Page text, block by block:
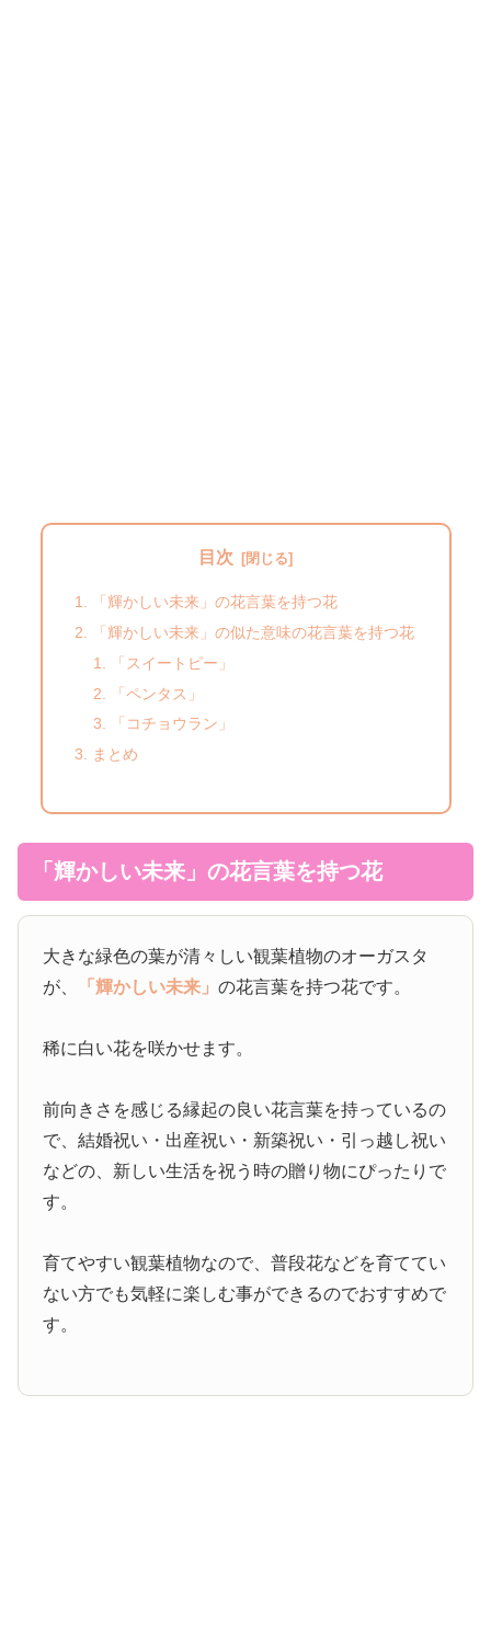
目次
「輝かしい未来」の花言葉を持つ花
「輝かしい未来」の似た意味の花言葉を持つ花
「スイートピー」
「ペンタス」
「コチョウラン」
まとめ
「輝かしい未来」の花言葉を持つ花
大きな緑色の葉が清々しい観葉植物のオーガスタ
が、
「輝かしい未来」の花言葉を持つ花です。
稀に白い花を咲かせます。
前向きさを感じる縁起の良い花言葉を持っているの
で、結婚祝い・出産祝い・新築祝い・引っ越し祝い
などの、新しい生活を祝う時の贈り物にぴったりで
す。
育てやすい観葉植物なので、普段花などを育ててい
ない方でも気軽に楽しむ事ができるのでおすすめで
す。